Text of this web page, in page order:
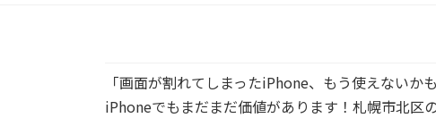
「画面が割れてしまったiPhone、もう使えない
iPhoneでもまだまだ価値があります！札幌市北区